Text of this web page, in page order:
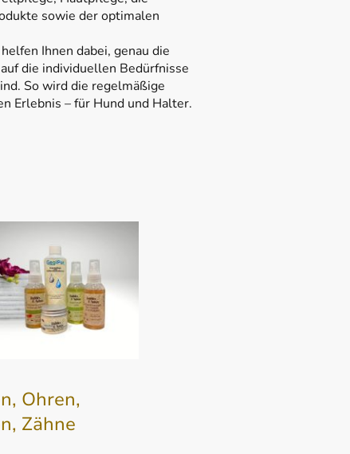
sowie der optimalen
Ihnen dabei, genau die
die individuellen Bedürfnisse
So wird die regelmäßige
Erlebnis – für Hund und Halter.
Ohren,
Zähne